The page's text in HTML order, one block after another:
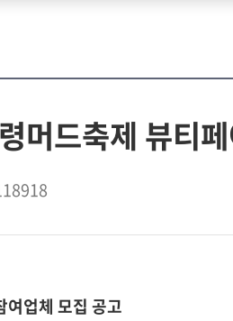
머드축제 뷰티
업체 모집 공고